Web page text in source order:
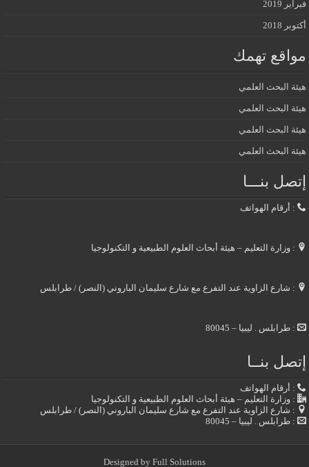
فبراير 2019
أكتوبر 2018
مواقع تهمك
هيئة البحث العلمي
هيئة البحث العلمي
هيئة البحث العلمي
هيئة البحث العلمي
إتصل بنـــا
: أرقام الهواتف
: وزارة التعليم – هيئة أبحاث العلوم الطبيعية و التكنولوجيا
: شارع الزاوية عند التفرع مع شارع سليمان الباروني (النصر) / طرابلس
: طرابلس . ليبيا – 80045
إتصل بنــا
: أرقام الهواتف
: وزارة التعليم – هيئة أبحاث العلوم الطبيعية و التكنولوجيا
: شارع الزاوية عند التفرع مع شارع سليمان الباروني (النصر) / طرابلس
: طرابلس . ليبيا – 80045
Designed by Full Solutions